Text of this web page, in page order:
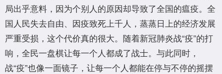
局出乎意料，因为个别人的原因却导致了全国的瘟疫。全
国人民失去自由、因疫致死上千人，蒸蒸日上的经济发展
严重受损，这个代价真的很大。随着新冠肺炎战“疫”的打
响，全民一盘棋让每一个人都成了战士。与此同时，
战“疫”也像一面镜子，让每一个人都能在停与不停的摇摆